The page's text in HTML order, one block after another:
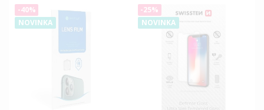
-40%
NOVINKA
-25%
NOVINKA